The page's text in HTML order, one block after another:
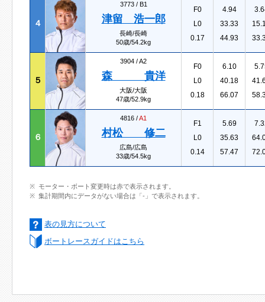
４
3773 / B1
津留 浩一郎
長崎/長崎
50歳/54.2kg
F0
L0
0.17
4.94
33.33
44.93
５
3904 /A2
森 貴洋
大阪/大阪
47歳/52.9kg
F0
L0
0.18
6.10
40.18
66.07
６
4816 /A1
村松 修二
広島/広島
33歳/54.5kg
F1
L0
0.14
5.69
35.63
57.47
モーター・ボート変更時は赤で表示されます。
集計期間内にデータがない場合は「-」で表示されます。
表の見方について
ボートレースガイドはこちら